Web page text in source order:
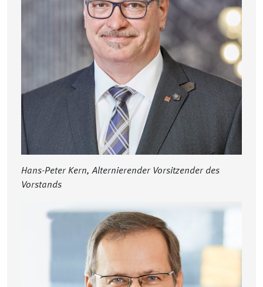
Hans-Peter Kern, Alternierender Vorsitzender des
Vorstands